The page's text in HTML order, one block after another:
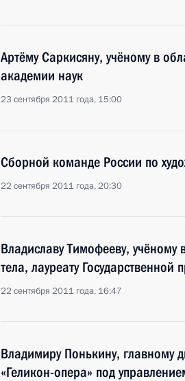
Артёму Саркисяну, учёному в
академии наук
23 сентября 2011 года, 15:00
Сборной команде России по
22 сентября 2011 года, 20:30
Владиславу Тимофееву, учёному
тела, лауреату
22 сентября 2011 года, 16:47
Владимиру Понькину, главному
«Геликон-опера» под